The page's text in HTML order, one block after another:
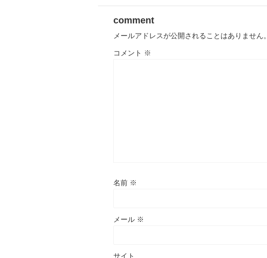
comment
メールアドレスが公開されることはありません。
コメント ※
名前 ※
メール ※
サイト